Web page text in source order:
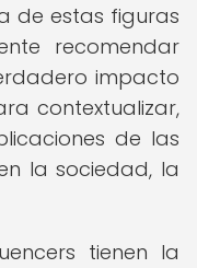
de estas figuras
recomendar
impacto
contextualizar,
de las
la sociedad, la
tienen la